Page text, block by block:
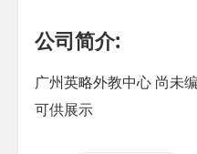
公司简介:
广州英略外教中心 尚未
可供展示